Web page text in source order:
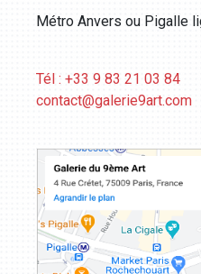
Métro Anvers ou Pigalle
Tél : +33 9 83 21 03 84
contact@galerie9art.com